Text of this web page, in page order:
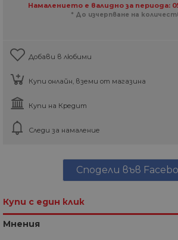
Намалението е валидно за периода:
* До изчерпване на
Добави в любими
Купи онлайн, вземи от магазина
Купи на Кредит
Следи за намаление
Сподели във
Купи с един клик
Мнения